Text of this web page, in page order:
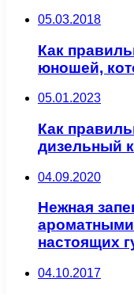
05.03.2018
Как
юношей,
05.01.2023
Как
дизельный
04.09.2020
Нежная
настоящих
04.10.2017